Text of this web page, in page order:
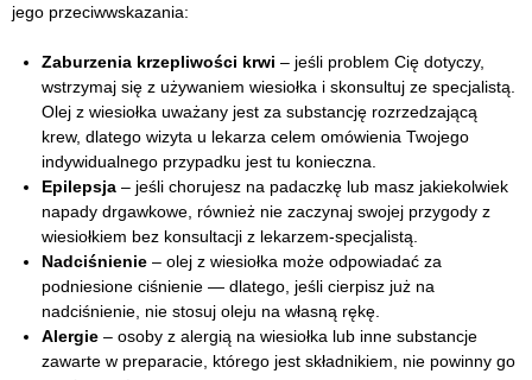
jego przeciwwskazania:
Zaburzenia krzepliwości krwi – jeśli problem Cię dotyczy,
wstrzymaj się z używaniem wiesiołka i skonsultuj ze specjalistą.
Olej z wiesiołka uważany jest za substancję rozrzedzającą
krew, dlatego wizyta u lekarza celem omówienia Twojego
indywidualnego przypadku jest tu konieczna.
Epilepsja – jeśli chorujesz na padaczkę lub masz jakiekolwiek
napady drgawkowe, również nie zaczynaj swojej przygody z
wiesiołkiem bez konsultacji z lekarzem-specjalistą.
Nadciśnienie – olej z wiesiołka może odpowiadać za
podniesione ciśnienie — dlatego, jeśli cierpisz już na
nadciśnienie, nie stosuj oleju na własną rękę.
Alergie – osoby z alergią na wiesiołka lub inne substancje
zawarte w preparacie, którego jest składnikiem, nie powinny go